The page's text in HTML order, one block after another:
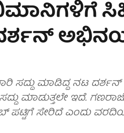
ಸದ್ದು ಮಾಡಿದ್ದ ನಟ
ಮಾಡುತ್ತಲೇ ಇದೆ.
ಪಟ್ಟಿಗೆ ಸೇರಿದೆ ಎಂದು